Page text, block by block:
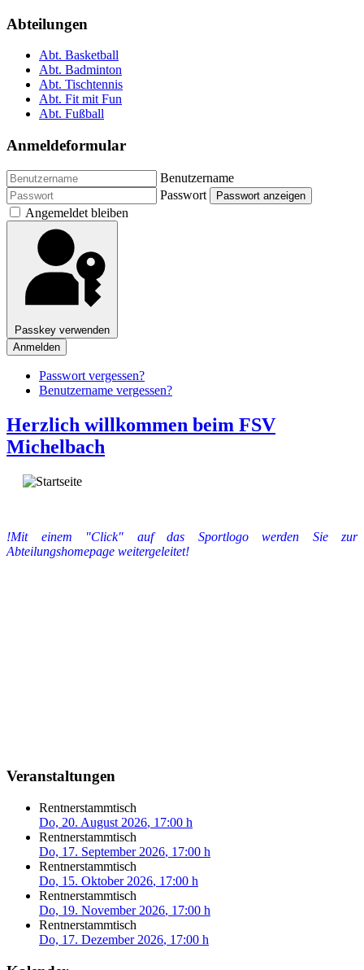
Abteilungen
Abt. Basketball
Abt. Badminton
Abt. Tischtennis
Abt. Fit mit Fun
Abt. Fußball
Anmeldeformular
Benutzername
Passwort
Passwort anzeigen
Angemeldet bleiben
Passkey verwenden
Anmelden
Passwort vergessen?
Benutzername vergessen?
Herzlich willkommen beim FSV
Michelbach
!Mit einem "Click" auf das Sportlogo werden Sie zur
Abteilungshomepage weitergeleitet!
Veranstaltungen
Rentnerstammtisch
Do, 20. August 2026, 17:00 h
Rentnerstammtisch
Do, 17. September 2026, 17:00 h
Rentnerstammtisch
Do, 15. Oktober 2026, 17:00 h
Rentnerstammtisch
Do, 19. November 2026, 17:00 h
Rentnerstammtisch
Do, 17. Dezember 2026, 17:00 h